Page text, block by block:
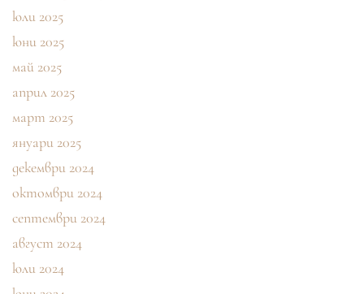
юли 2025
юни 2025
май 2025
април 2025
март 2025
януари 2025
декември 2024
октомври 2024
септември 2024
август 2024
юли 2024